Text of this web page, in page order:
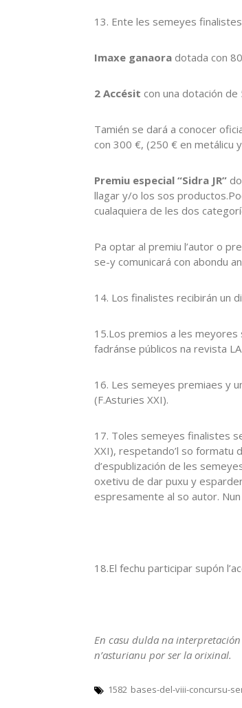
13. Ente les semeyes
Imaxe ganaora dotada con
2 Accésit con una dotación
Tamién se dará a conocer
con 300 €, (250 € en metálicu
Premiu especial “Sidra JR”
llagar y/o los sos
cualaquiera de les dos
Pa optar al premiu l’autor o
se-y comunicará con abondu
14. Los finalistes recibirán un
15.Los premios a les
fadránse públicos na revista
16. Les semeyes premiaes y
(F.Asturies XXI).
17. Toles semeyes finalistes
XXI), respetando’l so formatu
d’espublización de les
oxetivu de dar puxu y
espresamente al so autor.
18.El fechu participar supón
En casu dulda na interpretación
n’asturianu por ser la orixinal.
1582 bases-del-viii-concursu-